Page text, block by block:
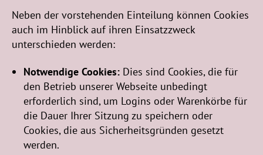
Neben der vorstehenden Einteilung können Cookies
auch im Hinblick auf ihren Einsatzzweck
unterschieden werden:
Notwendige Cookies: Dies sind Cookies, die für
den Betrieb unserer Webseite unbedingt
erforderlich sind, um Logins oder Warenkörbe für
die Dauer Ihrer Sitzung zu speichern oder
Cookies, die aus Sicherheitsgründen gesetzt
werden.